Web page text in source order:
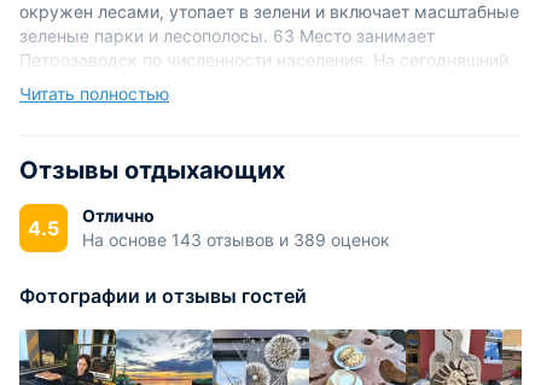
окружен лесами, утопает в зелени и включает масштабные
зеленые парки и лесополосы. 63 Место занимает
Петрозаводск по численности населения. На сегодняшний
день здесь проживает 271 тысяча человек,
представляющих более 50 национальностей, большую
Город подразделен на несколько микрорайонов: Бараний
берег, Выгойнаволок, Железнодорожный, Кукковка,
Ключевая, Октябрьский, Северная промзона, Силикатный
завод, Соломенное. Герб города появился в 1991 году.
под воздействием исторических событий 18 века. В те
времена Россия боролась за выход к Балтийскому морю,
жизнь общества переустраивалась на «европейский
манер», бурными темпами развивалось промышленное
Читать полностью
Отзывы отдыхающих
4.5
Отлично
На основе 143 отзывов и 389 оценок
Фотографии и отзывы гостей